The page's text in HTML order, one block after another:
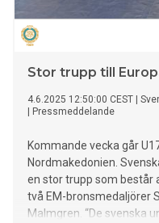
Stor trupp till
4.6.2025 12:50:00 CEST
Pressmeddelande
Kommande vecka går
Nordmakedonien.
en stor trupp som består
två EM-bronsmedaljörer
Malmgren. “De svenska